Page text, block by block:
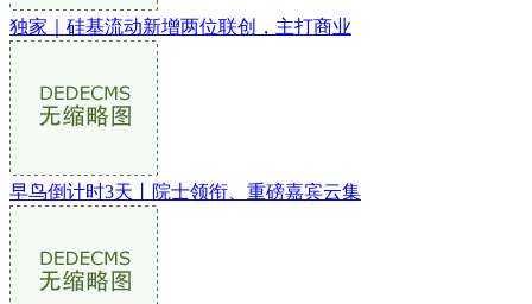
独家｜硅基流动新增两位联创，主打商业
早鸟倒计时3天丨院士领衔、重磅嘉宾云集